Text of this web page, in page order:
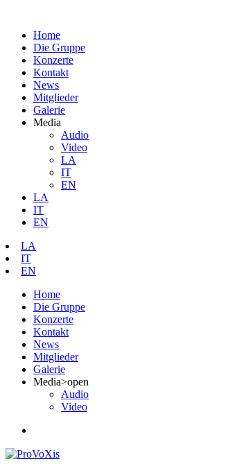
Home
Die Gruppe
Konzerte
Kontakt
News
Mitglieder
Galerie
Media
Audio
Video
LA
IT
EN
LA
IT
EN
LA
IT
EN
Home
Die Gruppe
Konzerte
Kontakt
News
Mitglieder
Galerie
Media>open
Audio
Video